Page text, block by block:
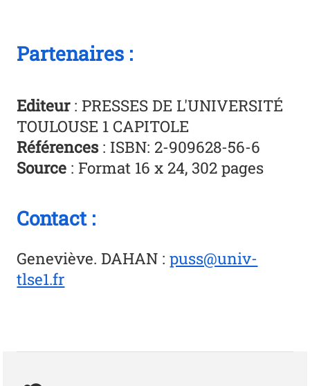
Partenaires :
Editeur: PRESSES DE L'UNIVERSITÉ
TOULOUSE 1 CAPITOLE
Références: ISBN: 2-909628-56-6
Source : Format 16 x 24, 302 pages
Contact :
Geneviève. DAHAN :puss@univ-
tlse1.fr